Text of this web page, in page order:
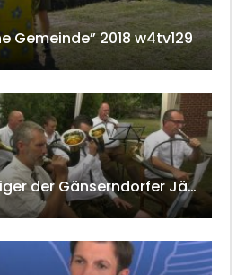
Gemeinde” 2018 w4tv129
11. Jagdheuriger der Gänserndorfer Jäger 2020 w4tv166